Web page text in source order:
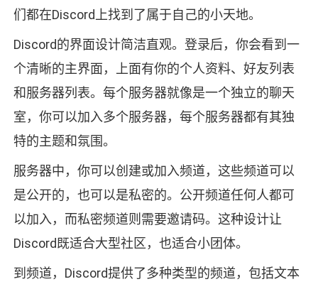
们都在Discord上找到了属于自己的小天地。
Discord的界面设计简洁直观。登录后，你会看到一
个清晰的主界面，上面有你的个人资料、好友列表
和服务器列表。每个服务器就像是一个独立的聊天
室，你可以加入多个服务器，每个服务器都有其独
特的主题和氛围。
服务器中，你可以创建或加入频道，这些频道可以
是公开的，也可以是私密的。公开频道任何人都可
以加入，而私密频道则需要邀请码。这种设计让
Discord既适合大型社区，也适合小团体。
到频道，Discord提供了多种类型的频道，包括文本